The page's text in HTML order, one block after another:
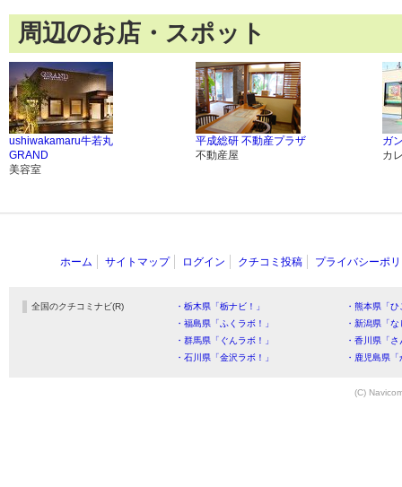
周辺のお店・スポット
ushiwakamaru牛若丸
GRAND
美容室
平成総研 不動産プラザ
不動産屋
ガ
カ
ホーム サイトマップ ログイン クチコミ投稿 プライバシーポ
全国のクチコミナビ(R) ・栃木県「栃ナビ！」
・熊本県「
・福島県「ふくラボ！」
・新潟県「
・群馬県「ぐんラボ！」
・香川県「
・石川県「金沢ラボ！」
・鹿児島県
(C)